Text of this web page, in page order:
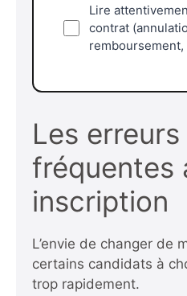
Lire
contrat
remboursement,
Les erreurs
fréquentes
inscription
L’envie de changer de
certains candidats à
trop rapidement.